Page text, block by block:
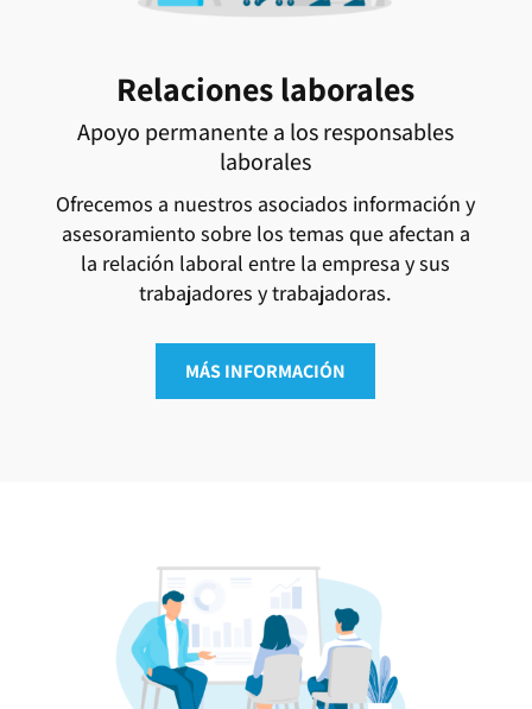
Relaciones laborales
Apoyo permanente a los responsables
laborales
Ofrecemos a nuestros asociados información y
asesoramiento sobre los temas que afectan a
la relación laboral entre la empresa y sus
trabajadores y trabajadoras.
MÁS INFORMACIÓN